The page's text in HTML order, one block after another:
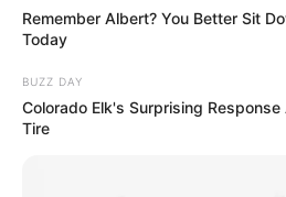
Idriss et Chloé prêts pour le baiser
Zoé rejoint Jules et Aya
a la mise de départ, un
fraudes de l’hôtel où se
Remember Albert? You Better Sit
Today
BUZZ DAY
Colorado Elk's Surprising
Tire